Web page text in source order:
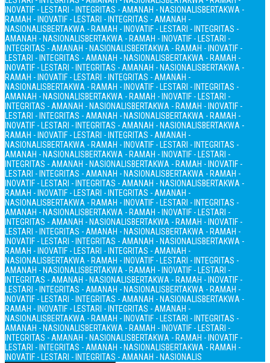
INOVATIF - LESTARI - INTEGRITAS - AMANAH - NASIONALISBERTAKWA -
RAMAH - INOVATIF - LESTARI - INTEGRITAS - AMANAH -
NASIONALISBERTAKWA - RAMAH - INOVATIF - LESTARI - INTEGRITAS -
AMANAH - NASIONALISBERTAKWA - RAMAH - INOVATIF - LESTARI -
INTEGRITAS - AMANAH - NASIONALISBERTAKWA - RAMAH - INOVATIF -
LESTARI - INTEGRITAS - AMANAH - NASIONALISBERTAKWA - RAMAH -
INOVATIF - LESTARI - INTEGRITAS - AMANAH - NASIONALISBERTAKWA -
RAMAH - INOVATIF - LESTARI - INTEGRITAS - AMANAH -
NASIONALISBERTAKWA - RAMAH - INOVATIF - LESTARI - INTEGRITAS -
AMANAH - NASIONALISBERTAKWA - RAMAH - INOVATIF - LESTARI -
INTEGRITAS - AMANAH - NASIONALISBERTAKWA - RAMAH - INOVATIF -
LESTARI - INTEGRITAS - AMANAH - NASIONALISBERTAKWA - RAMAH -
INOVATIF - LESTARI - INTEGRITAS - AMANAH - NASIONALISBERTAKWA -
RAMAH - INOVATIF - LESTARI - INTEGRITAS - AMANAH -
NASIONALISBERTAKWA - RAMAH - INOVATIF - LESTARI - INTEGRITAS -
AMANAH - NASIONALISBERTAKWA - RAMAH - INOVATIF - LESTARI -
INTEGRITAS - AMANAH - NASIONALISBERTAKWA - RAMAH - INOVATIF -
LESTARI - INTEGRITAS - AMANAH - NASIONALISBERTAKWA - RAMAH -
INOVATIF - LESTARI - INTEGRITAS - AMANAH - NASIONALISBERTAKWA -
RAMAH - INOVATIF - LESTARI - INTEGRITAS - AMANAH -
NASIONALISBERTAKWA - RAMAH - INOVATIF - LESTARI - INTEGRITAS -
AMANAH - NASIONALISBERTAKWA - RAMAH - INOVATIF - LESTARI -
INTEGRITAS - AMANAH - NASIONALISBERTAKWA - RAMAH - INOVATIF -
LESTARI - INTEGRITAS - AMANAH - NASIONALISBERTAKWA - RAMAH -
INOVATIF - LESTARI - INTEGRITAS - AMANAH - NASIONALISBERTAKWA -
RAMAH - INOVATIF - LESTARI - INTEGRITAS - AMANAH -
NASIONALISBERTAKWA - RAMAH - INOVATIF - LESTARI - INTEGRITAS -
AMANAH - NASIONALISBERTAKWA - RAMAH - INOVATIF - LESTARI -
INTEGRITAS - AMANAH - NASIONALISBERTAKWA - RAMAH - INOVATIF -
LESTARI - INTEGRITAS - AMANAH - NASIONALISBERTAKWA - RAMAH -
INOVATIF - LESTARI - INTEGRITAS - AMANAH - NASIONALISBERTAKWA -
RAMAH - INOVATIF - LESTARI - INTEGRITAS - AMANAH -
NASIONALISBERTAKWA - RAMAH - INOVATIF - LESTARI - INTEGRITAS -
AMANAH - NASIONALISBERTAKWA - RAMAH - INOVATIF - LESTARI -
INTEGRITAS - AMANAH - NASIONALISBERTAKWA - RAMAH - INOVATIF -
LESTARI - INTEGRITAS - AMANAH - NASIONALISBERTAKWA - RAMAH -
INOVATIF - LESTARI - INTEGRITAS - AMANAH - NASIONALIS